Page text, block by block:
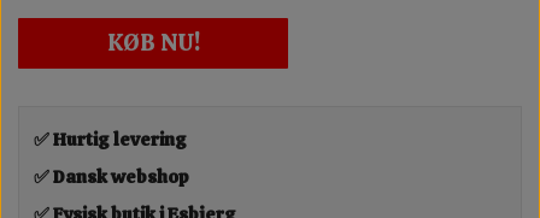
KØB NU!
✅ Hurtig levering
✅ Dansk webshop